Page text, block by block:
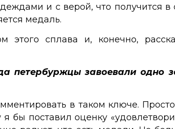
и с верой, что
медаль.
этого сплава и, конечно,
петербуржцы завоевали одно
в таком ключе.
бы поставил оценку